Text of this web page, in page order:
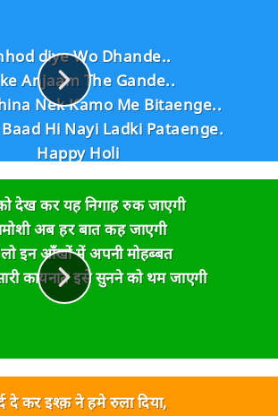
diye Wo Dhande..
Anjaam The Gande..
Nek Kamo Me Bitaenge..
Hi Nayi Ladki Pataenge.
Happy Holi
देख कर यह निगाह रुक जाएगी
अब हर बात कह जाएगी
इन आँखों में अपनी मोहब्बत
कायनात इसे सुनने को थम जाएगी
दे कर इश्क़ ने हमे रुला दिया,